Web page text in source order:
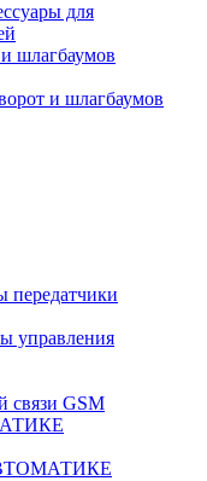
для
шлагбаумов
и шлагбаумов
передатчики
управления
связи GSM